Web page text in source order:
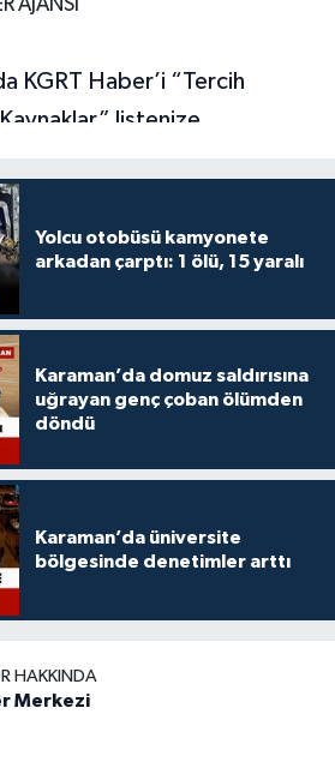
AJANSI
Yolcu otobüsü kamyonete
arkadan çarptı: 1 ölü, 15 yaralı
Karaman’da domuz saldırısına
uğrayan genç çoban ölümden
döndü
Karaman’da üniversite
bölgesinde denetimler arttı
HAKKINDA
Merkezi